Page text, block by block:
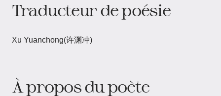
Traducteur de poésie
Xu Yuanchong(许渊冲)
À propos du poète